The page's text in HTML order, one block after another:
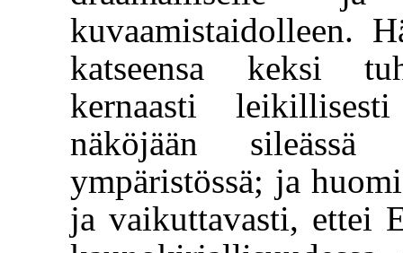
kuvaamistaidolleen.
katseensa keksi
kernaasti
näköjään
ympäristössä; ja
ja vaikuttavasti, ettei